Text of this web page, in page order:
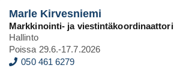
Marle Kirvesniemi
Markkinointi- ja viestintäkoordinaattori
Hallinto
Poissa 29.6.-17.7.2026
050 461 6279